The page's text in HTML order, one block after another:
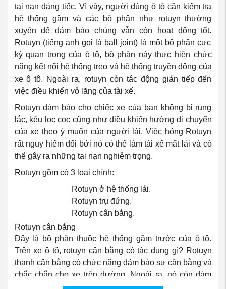
tai nạn đáng tiếc. Vì vậy, người dùng ô tô cần kiểm tra
hệ thống gầm và các bộ phận như rotuyn thường
xuyên để đảm bảo chúng vẫn còn hoạt động tốt.
Rotuyn (tiếng anh gọi là ball joint) là một bộ phận cực
kỳ quan trọng của ô tô, bộ phận này thực hiện chức
năng kết nối hệ thống treo và hệ thống truyền động của
xe ô tô. Ngoài ra, rotuyn còn tác động gián tiếp đến
việc điều khiển vô lăng của tài xế.
Rotuyn đảm bảo cho chiếc xe của bạn không bị rung
lắc, kêu lọc cọc cũng như điều khiển hướng di chuyển
của xe theo ý muốn của người lái. Việc hỏng Rotuyn
rất nguy hiểm đối bởi nó có thể làm tài xế mất lái và có
thể gây ra những tai nạn nghiêm trọng.
Rotuyn gồm có 3 loại chính:
Rotuyn ở hệ thống lái.
Rotuyn trụ đứng.
Rotuyn cân bằng.
Rotuyn cân bằng
Đây là bộ phận thuộc hệ thống gầm trước của ô tô.
Trên xe ô tô, rotuyn cân bằng có tác dụng gì? Rotuyn
thanh cân bằng có chức năng đảm bảo sự cân bằng và
chắc chắn cho xe trên đường. Ngoài ra, nó còn đảm
bảo cho xe không bị trơn trượt hay lật khi vào khúc cua